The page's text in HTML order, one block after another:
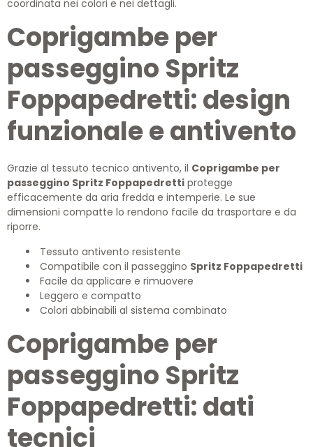
coordinata nei colori e nei dettagli.
Coprigambe per
passeggino Spritz
Foppapedretti: design
funzionale e antivento
Grazie al tessuto tecnico antivento, il Coprigambe per
passeggino Spritz Foppapedretti protegge
efficacemente da aria fredda e intemperie. Le sue
dimensioni compatte lo rendono facile da trasportare e da
riporre.
Tessuto antivento resistente
Compatibile con il passeggino Spritz Foppapedretti
Facile da applicare e rimuovere
Leggero e compatto
Colori abbinabili al sistema combinato
Coprigambe per
passeggino Spritz
Foppapedretti: dati
tecnici